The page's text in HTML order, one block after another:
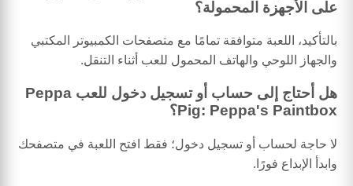
على الأجهزة المحمولة؟
بالتأكيد، اللعبة متوافقة تمامًا مع متصفحات الكمبيوتر المكتبي
والجهاز اللوحي والهاتف المحمول للعب أثناء التنقل.
هل أحتاج إلى حساب أو تسجيل دخول للعب Peppa
Pig: Peppa's Paintbox؟
لا حاجة لحساب أو تسجيل دخول؛ فقط افتح اللعبة في متصفحك
وابدأ الإبداع فورًا.